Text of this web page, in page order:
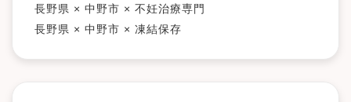
長野県 × 中野市 × 不妊治療専門
長野県 × 中野市 × 凍結保存